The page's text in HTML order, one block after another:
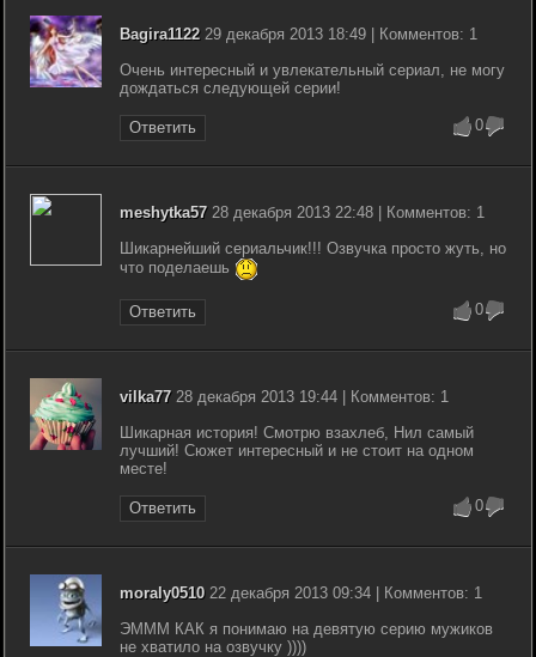
Bagira1122 29 декабря 2013 18:49 | Комментов: 1
Очень интересный и увлекательный сериал, не могу
дождаться следующей серии!
Ответить 0
meshytka5728 декабря 2013 22:48 | Комментов: 1
Шикарнейший сериальчик!!! Озвучка просто жуть, но
что поделаешь
Ответить 0
vilka7728 декабря 2013 19:44 | Комментов: 1
Шикарная история! Смотрю взахлеб, Нил самый
лучший! Сюжет интересный и не стоит на одном
месте!
Ответить 0
moraly051022 декабря 2013 09:34 | Комментов: 1
ЭМММ КАК я понимаю на девятую серию мужиков
не хватило на озвучку ))))